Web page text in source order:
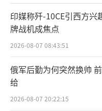
心与欧盟一起作出
也就是说，如
欧盟也会报复，那
那美国威士
了，自己喝喝自己消
印媒称歼-10CE引西方兴
牌战机成焦点
2026-08-07 08:43:51
俄军后勤为何突然换帅
给
2026-08-07 20:22:15